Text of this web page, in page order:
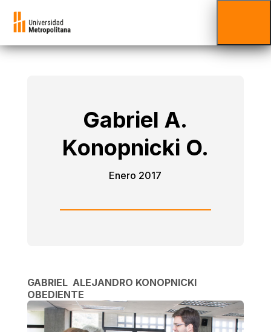
Gabriel A.
Konopnicki O.
Enero 2017
GABRIEL ALEJANDRO KONOPNICKI
OBEDIENTE